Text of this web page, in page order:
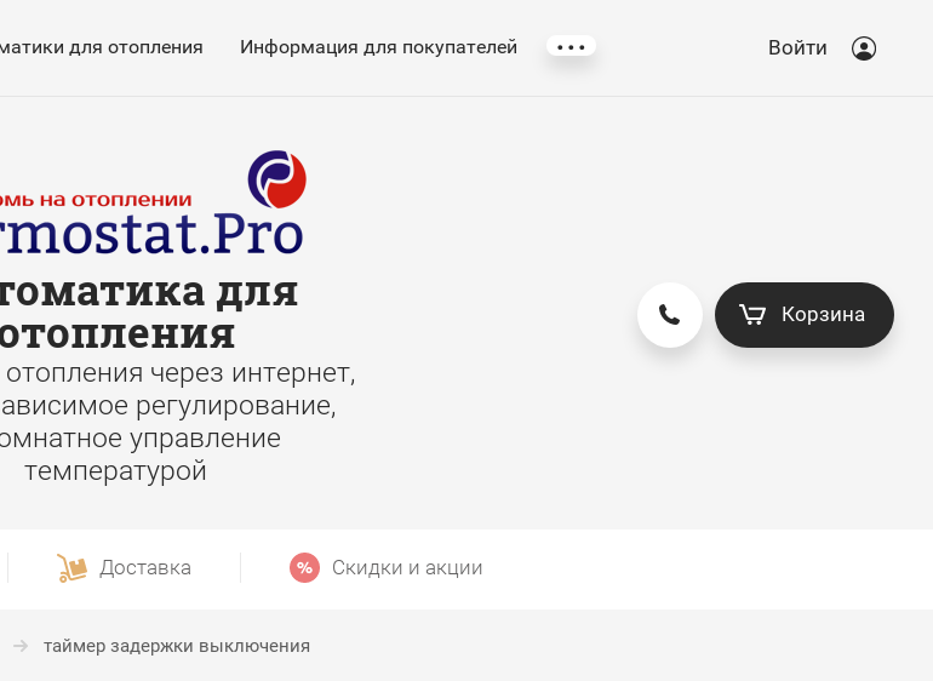
для отопления Информация для покупателей ... Войти
для
через интернет,
регулирование,
управление
температурой
Корзина
Доставка Скидки и акции
таймер задержки выключения